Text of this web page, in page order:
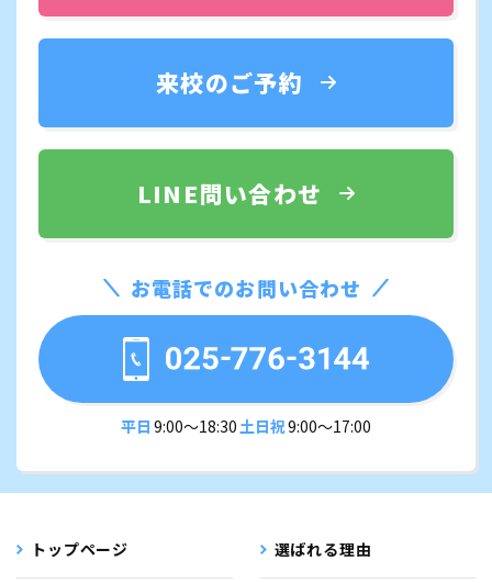
来校のご予約
LINE問い合わせ
お電話でのお問い合わせ
平日 9:00〜18:30 土日祝9:00〜17:00
トップページ 選ばれる理由